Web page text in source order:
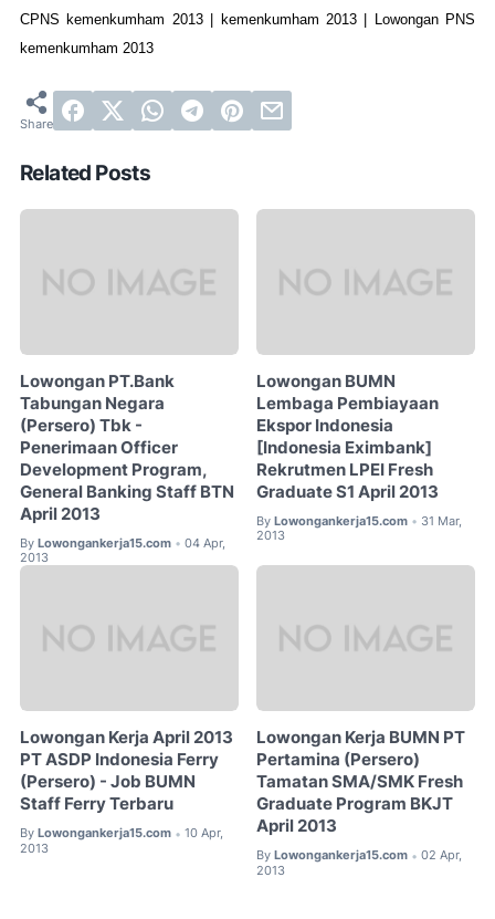
CPNS kemenkumham 2013 | kemenkumham 2013 | Lowongan PNS
kemenkumham 2013
Related Posts
Lowongan PT.Bank
Tabungan Negara
(Persero) Tbk -
Penerimaan Officer
Development Program,
General Banking Staff BTN
April 2013
By Lowongankerja15.com • 04 Apr,
2013
Lowongan BUMN
Lembaga Pembiayaan
Ekspor Indonesia
[Indonesia Eximbank]
Rekrutmen LPEI Fresh
Graduate S1 April 2013
By Lowongankerja15.com • 31 Mar,
2013
Lowongan Kerja April 2013
PT ASDP Indonesia Ferry
(Persero) - Job BUMN
Staff Ferry Terbaru
By Lowongankerja15.com • 10 Apr,
2013
Lowongan Kerja BUMN PT
Pertamina (Persero)
Tamatan SMA/SMK Fresh
Graduate Program BKJT
April 2013
By Lowongankerja15.com • 02 Apr,
2013